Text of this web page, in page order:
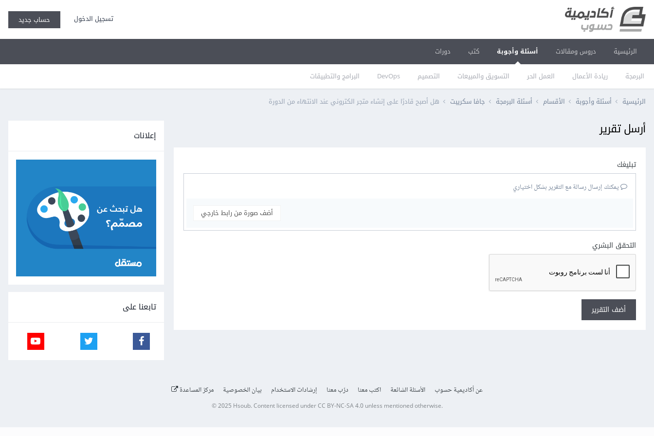
تسجيل الدخول حساب جديد
الرئيسية دروس ومقالات أسئلة وأجوبة
البرمجة ريادة الأعمال العمل الحر التسويق والمبيعات التصميم DevOps البرامج والتطبيقات
كتب دورات
الرئيسية أسئلة وأجوبة الأقسام أسئلة البرمجة جافا سكريبت هل أصبح قادرًا على إنشاء متجر الكتروني عند الانتهاء من الدورة
أرسل تقرير
تبليغك
يمكنك إرسال رسالة مع التقرير بشكل اختياري
أضف صورة من رابط خارجي
التحقق البشري
أضف التقرير
إعلانات
تابعنا على
عن أكاديمية حسوب الأسئلة الشائعة اكتب معنا درّب معنا إرشادات الاستخدام بيان الخصوصية مركز المساعدة
© 2025 Hsoub.Content licensed underCC BY-NC-SA 4.0unless mentioned otherwise.